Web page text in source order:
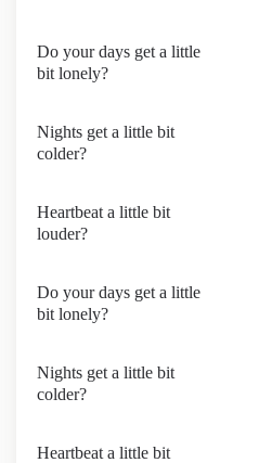
Do your days get a little
bit lonely?
Nights get a little bit
colder?
Heartbeat a little bit
louder?
Do your days get a little
bit lonely?
Nights get a little bit
colder?
Heartbeat a little bit